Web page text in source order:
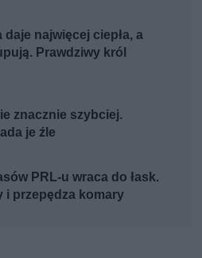
najwięcej ciepła, a
Prawdziwy król
znacznie szybciej.
je źle
PRL-u wraca do łask.
i przepędza komary